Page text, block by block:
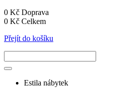
0 Kč Doprava
0 Kč Celkem
Přejít do košíku
Estila nábytek